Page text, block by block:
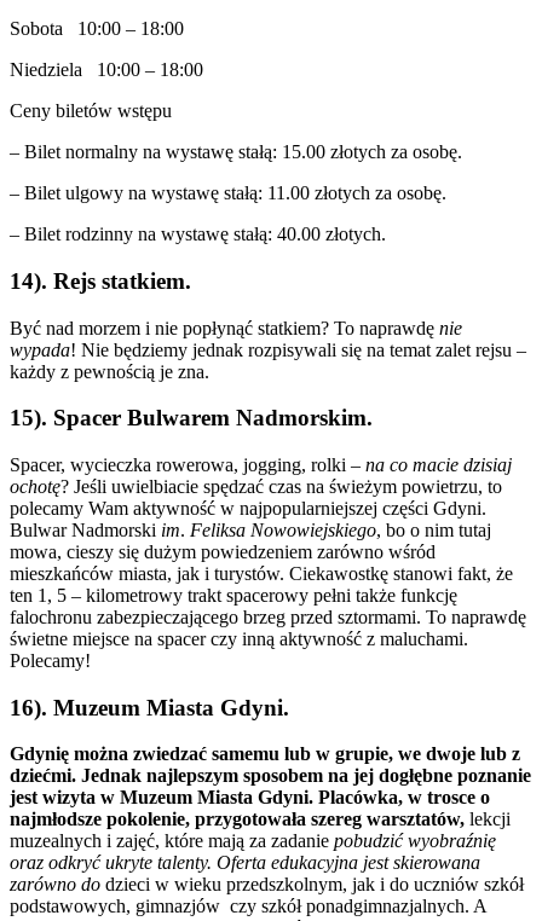
Sobota 10:00 – 18:00
Niedziela 10:00 – 18:00
Ceny biletów wstępu
– Bilet normalny na wystawę stałą: 15.00 złotych za osobę.
– Bilet ulgowy na wystawę stałą: 11.00 złotych za osobę.
– Bilet rodzinny na wystawę stałą: 40.00 złotych.
14). Rejs statkiem.
Być nad morzem i nie popłynąć statkiem? To naprawdę nie
wypada! Nie będziemy jednak rozpisywali się na temat zalet rejsu –
każdy z pewnością je zna.
15). Spacer Bulwarem Nadmorskim.
Spacer, wycieczka rowerowa, jogging, rolki – na co macie dzisiaj
ochotę? Jeśli uwielbiacie spędzać czas na świeżym powietrzu, to
polecamy Wam aktywność w najpopularniejszej części Gdyni.
Bulwar Nadmorski im. Feliksa Nowowiejskiego, bo o nim tutaj
mowa, cieszy się dużym powiedzeniem zarówno wśród
mieszkańców miasta, jak i turystów. Ciekawostkę stanowi fakt, że
ten 1, 5 – kilometrowy trakt spacerowy pełni także funkcję
falochronu zabezpieczającego brzeg przed sztormami. To naprawdę
świetne miejsce na spacer czy inną aktywność z maluchami.
Polecamy!
16). Muzeum Miasta Gdyni.
Gdynię można zwiedzać samemu lub w grupie, we dwoje lub z
dziećmi. Jednak najlepszym sposobem na jej dogłębne poznanie
jest wizyta w Muzeum Miasta Gdyni. Placówka, w trosce o
najmłodsze pokolenie, przygotowała szereg warsztatów, lekcji
muzealnych i zajęć, które mają za zadanie pobudzić wyobraźnię
oraz odkryć ukryte talenty. Oferta edukacyjna jest skierowana
zarówno do dzieci w wieku przedszkolnym, jak i do uczniów szkół
podstawowych, gimnazjów czy szkół ponadgimnazjalnych. A